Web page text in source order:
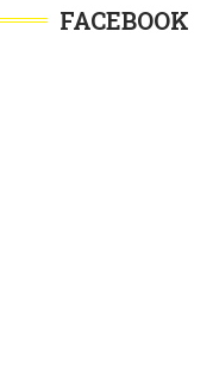
FACEBOOK